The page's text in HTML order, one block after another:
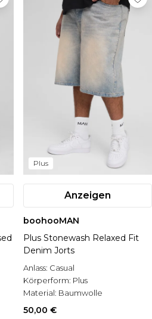
Plus
Anzeigen
boohooMAN
Plus Stonewash Relaxed Fit
Denim Jorts
Anlass: Casual
Körperform: Plus
Material: Baumwolle
50,00 €